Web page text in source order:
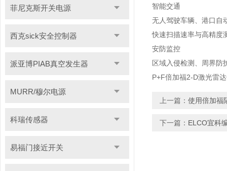
菲尼克斯开关电源
西克sick安全控制器
派亚博PIAB真空发生器
MURR/穆尔电源
科瑞传感器
易福门接近开关
智能交通
无人驾驶车辆、港口自
快速扫描速率与高精度
安防监控
区域入侵检测、周界防
P+F倍加福2-D激光雷
上一篇： 使用倍加福
下一篇： ELCO宜科